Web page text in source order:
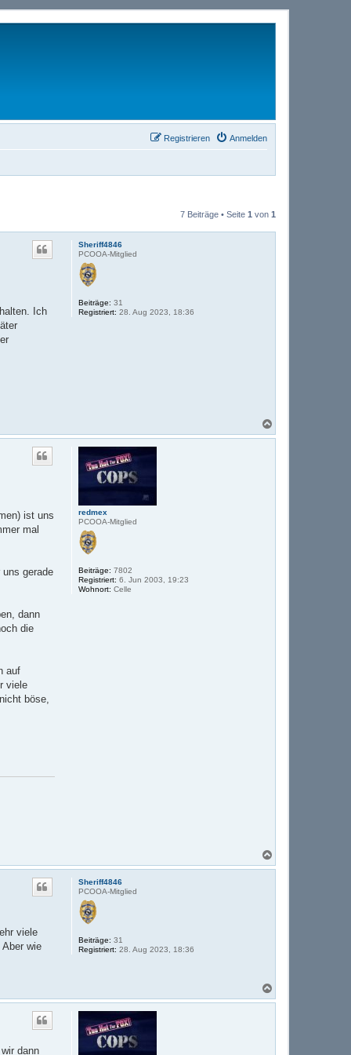
Anmelden
Registrieren
7 Beiträge • Seite 1 von 1
Sheriff4846
PCOOA-Mitglied
Beiträge: 31
Registriert: 28. Aug 2023, 18:36
Ich
a
redmex
PCOOA-Mitglied
Beiträge: 7802
Registriert: 6. Jun 2003, 19:23
Wohnort: Celle
ist uns
mal
gerade
dann
die
auf
viele
böse,
a
Sheriff4846
PCOOA-Mitglied
Beiträge: 31
Registriert: 28. Aug 2023, 18:36
viele
wie
a
dann